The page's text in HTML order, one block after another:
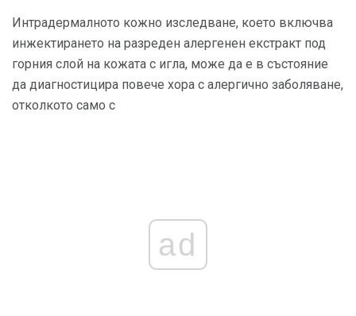
Интрадермалното кожно изследване, което включва
инжектирането на разреден алергенен екстракт под
горния слой на кожата с игла, може да е в състояние
да диагностицира повече хора с алергично заболяване,
отколкото само с
ad